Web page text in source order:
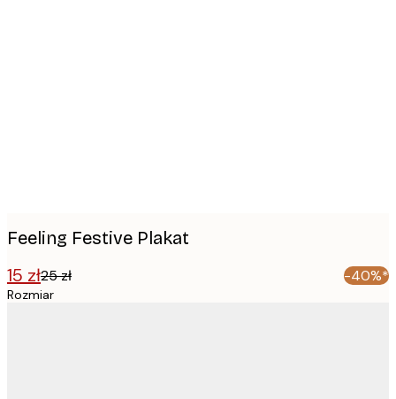
Feeling Festive Plakat
15 zł25 zł -40%*
Rozmiar